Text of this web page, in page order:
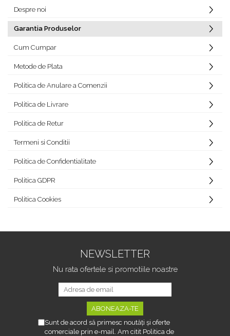
Despre noi
Garantia Produselor
Cum Cumpar
Metode de Plata
Politica de Anulare a Comenzii
Politica de Livrare
Politica de Retur
Termeni si Conditii
Politica de Confidentialitate
Politica GDPR
Politica Cookies
NEWSLETTER
Nu rata ofertele si promotiile noastre
Sunt de acord să primesc noutăți și oferte
comerciale prin e-mail. Am citit Politica de